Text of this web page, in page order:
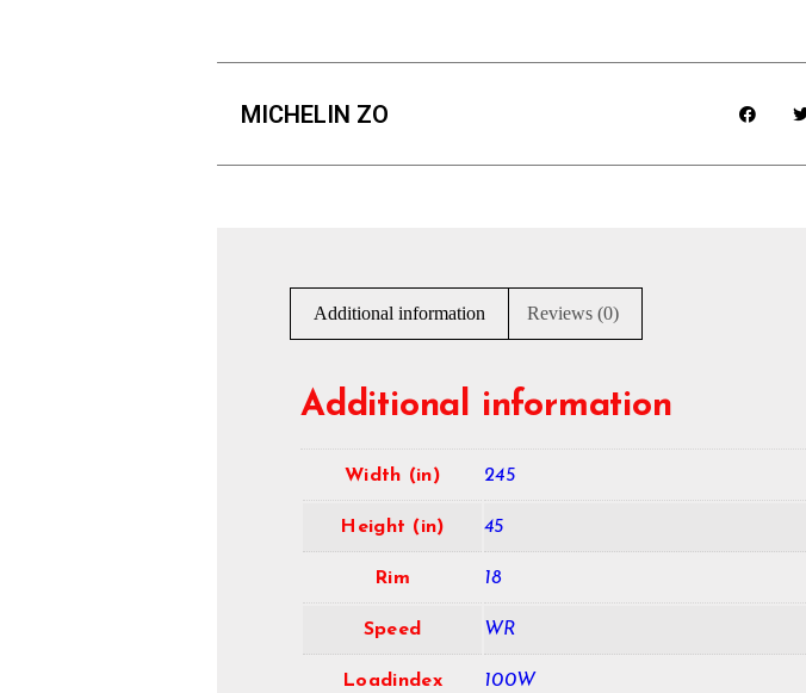
MICHELIN ZO
Additional information Reviews (0)
Additional information
Width (in) 245
Height (in) 45
Rim 18
Speed WR
Loadindex 100W